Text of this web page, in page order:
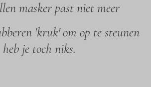
masker past niet meer
'kruk' om op te steunen
heb je toch niks.